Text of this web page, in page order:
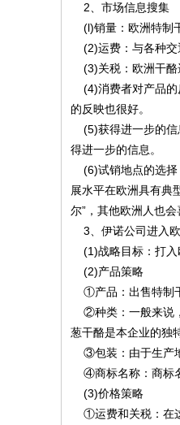
2、市场信息搜集
(l)销量：欧洲特制
(2)运费：与各种交
(3)关税：欧洲干酪
(4)消费者对产品的
的反映也很好。
(5)获得进一步的信
得进一步的信息。
(6)试销地点的选择
展水平在欧洲具有典
尔”，其他欧洲人也会
3、伊诺公司进入
(1)战略目标：打入
(2)产品策略
①产品：出售特制
②种类：一般来说
葱干酪是本企业的独
③包装：由于生产
④商标名称：商标
(3)价格策略
①运费和关税：在这